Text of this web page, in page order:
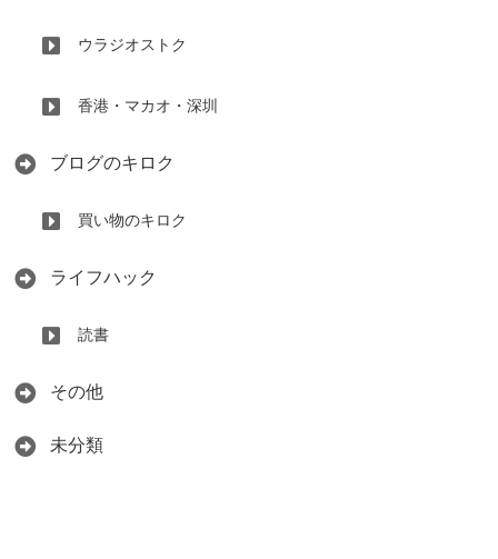
ウラジオストク
香港・マカオ・深圳
ブログのキロク
買い物のキロク
ライフハック
読書
その他
未分類